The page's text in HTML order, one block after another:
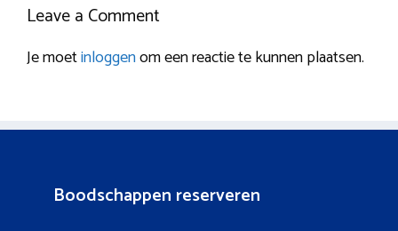
Leave a Comment
Je moetinloggenom een reactie te kunnen plaatsen.
Boodschappen reserveren